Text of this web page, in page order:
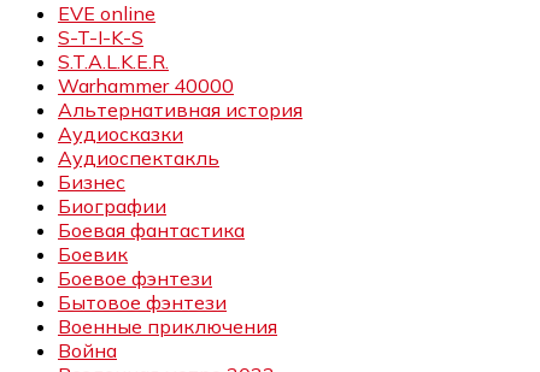
EVE online
S-T-I-K-S
S.T.A.L.K.E.R.
Warhammer 40000
Альтернативная история
Аудиосказки
Аудиоспектакль
Бизнес
Биографии
Боевая фантастика
Боевик
Боевое фэнтези
Бытовое фэнтези
Военные приключения
Война